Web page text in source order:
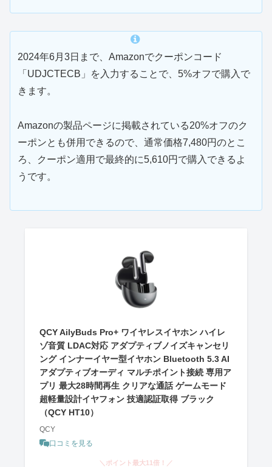
2024年6月3日まで、Amazonでクーポンコード
「UDJCTECB」を入力することで、5%オフで購入で
きます。
Amazonの製品ページに掲載されている20%オフのク
ーポンとも併用できるので、通常価格7,480円のとこ
ろ、クーポン適用で最終的に5,610円で購入できるよ
うです。
QCY AilyBuds Pro+ ワイヤレスイヤホン ハイレ
ゾ音質 LDAC対応 アダプティブノイズキャンセリ
ング インナーイヤー型イヤホン Bluetooth 5.3 AI
アダプティブオーディ マルチポイント接続 専用ア
プリ 最大28時間再生 クリアな通話 ゲームモード
超軽量設計イヤフォン 技適認証取得 ブラック
（QCY HT10）
QCY
口コミを見る
＼ポイント最大11倍！／